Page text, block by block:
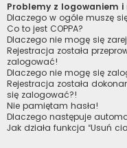
Problemy z logowaniem i
Dlaczego w ogóle muszę
Co to jest COPPA?
Dlaczego nie mogę się
Rejestracja została
zalogować!
Dlaczego nie mogę się
Rejestracja została
się zalogować?!
Nie pamiętam hasła!
Dlaczego następuje
Jak działa funkcja “Usuń